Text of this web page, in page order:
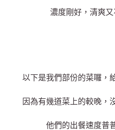
濃度剛好，清爽
以下是我們部份的菜囉，
因為有幾道菜上的較晚，
他們的出餐速度普